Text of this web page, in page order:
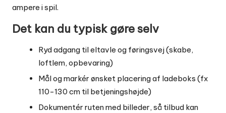
ampere i spil.
Det kan du typisk gøre selv
Ryd adgang til eltavle og føringsvej (skabe,
loftlem, opbevaring)
Mål og markér ønsket placering af ladeboks (fx
110-130 cm til betjeningshøjde)
Dokumentér ruten med billeder, så tilbud kan